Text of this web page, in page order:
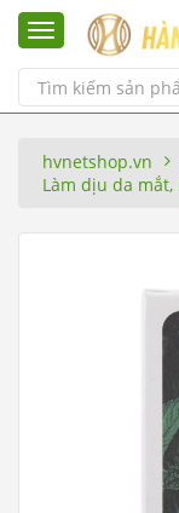
hvnetshop.vn
Làm dịu da